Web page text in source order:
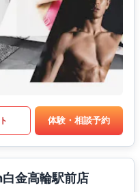
体験・相談予約
金高輪駅前店